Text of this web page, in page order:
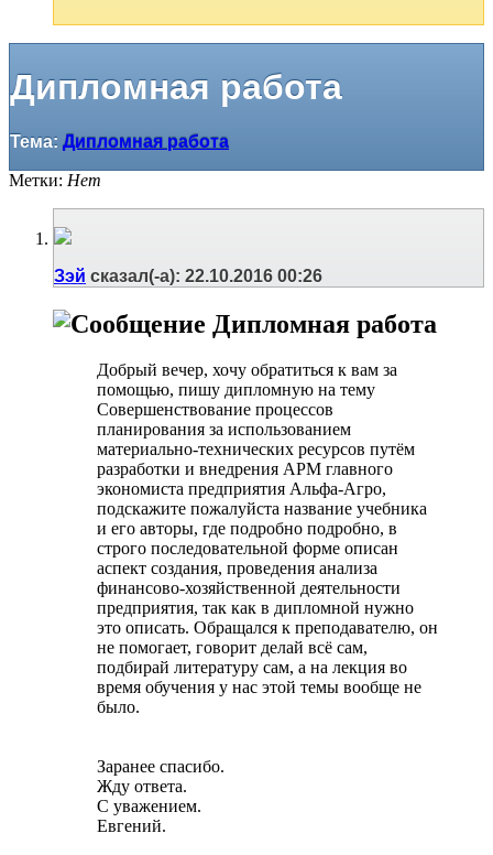
Дипломная работа
Тема: Дипломная работа
Метки: Нет
Зэй сказал(-а): 22.10.2016 00:26
Дипломная работа
Добрый вечер, хочу обратиться к вам за
помощью, пишу дипломную на тему
Совершенствование процессов
планирования за использованием
материально-технических ресурсов путём
разработки и внедрения АРМ главного
экономиста предприятия Альфа-Агро,
подскажите пожалуйста название учебника
и его авторы, где подробно подробно, в
строго последовательной форме описан
аспект создания, проведения анализа
финансово-хозяйственной деятельности
предприятия, так как в дипломной нужно
это описать. Обращался к преподавателю, он
не помогает, говорит делай всё сам,
подбирай литературу сам, а на лекция во
время обучения у нас этой темы вообще не
было.
Заранее спасибо.
Жду ответа.
С уважением.
Евгений.